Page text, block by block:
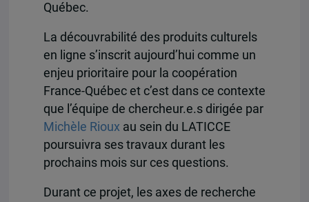
Québec.
La découvrabilité des produits culturels
en ligne s’inscrit aujourd’hui comme un
enjeu prioritaire pour la coopération
France-Québec et c’est dans ce contexte
que l’équipe de chercheur.e.s dirigée par
Michèle Rioux au sein du LATICCE
poursuivra ses travaux durant les
prochains mois sur ces questions.
Durant ce projet, les axes de recherche